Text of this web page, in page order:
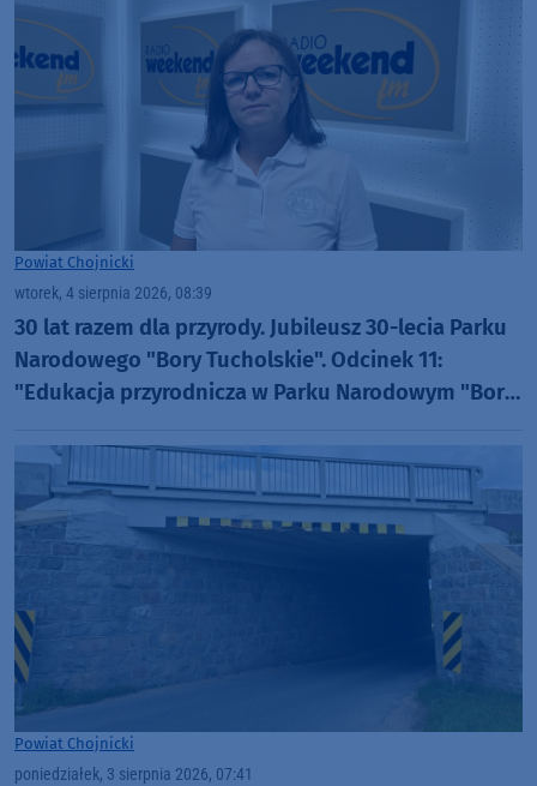
Powiat Chojnicki
wtorek, 4 sierpnia 2026, 08:39
30 lat razem dla przyrody. Jubileusz 30-lecia Parku
Narodowego "Bory Tucholskie". Odcinek 11:
"Edukacja przyrodnicza w Parku Narodowym "Bory
Powiat Chojnicki
poniedziałek, 3 sierpnia 2026, 07:41